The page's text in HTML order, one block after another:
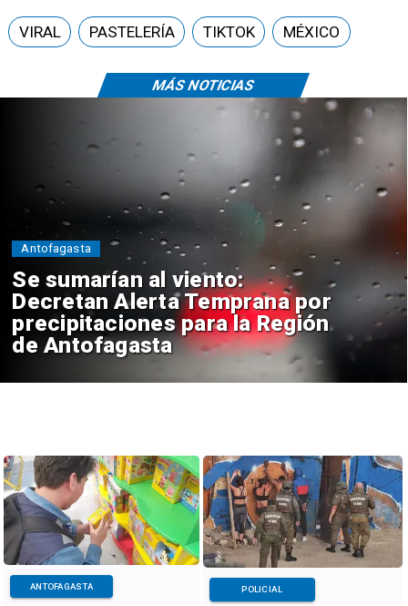
MÁS NOTICIAS
VIRAL PASTELERÍA TIKTOK MÉXICO
Se sumarían al viento:
Decretan Alerta Temprana por
precipitaciones para la Región
de Antofagasta
Antofagasta
ANTOFAGASTA POLICIAL